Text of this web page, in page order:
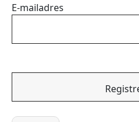
Kincrem
E-mailadres